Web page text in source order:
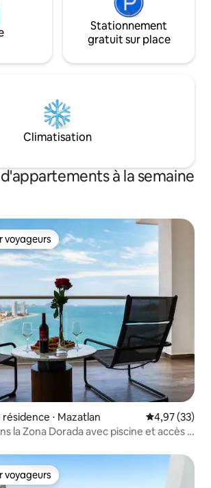
Stationnement
gratuit sur place
Climatisation
à la semaine
les plus appréciés
voyageurs
⋅ Mazatlan Évaluation
4,97 (33)
la Zona Dorada avec piscine et accès à
les plus appréciés
voyageurs